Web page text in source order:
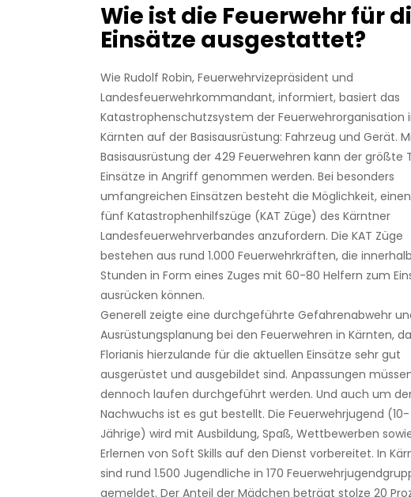
Wie ist die Feuerwehr für
Einsätze ausgestattet?
Wie Rudolf Robin, Feuerwehrvizepräsident und
Landesfeuerwehrkommandant, informiert, basiert das
Katastrophenschutzsystem der Feuerwehrorganisation
Kärnten auf der Basisausrüstung: Fahrzeug und Gerät.
Basisausrüstung der 429 Feuerwehren kann der größte
Einsätze in Angriff genommen werden. Bei besonders
umfangreichen Einsätzen besteht die Möglichkeit,
fünf Katastrophenhilfszüge (KAT Züge) des Kärntner
Landesfeuerwehrverbandes anzufordern. Die KAT Züge
bestehen aus rund 1.000 Feuerwehrkräften, die
Stunden in Form eines Zuges mit 60-80 Helfern zum
ausrücken können.
Generell zeigte eine durchgeführte Gefahrenabwehr
Ausrüstungsplanung bei den Feuerwehren in Kärnten,
Florianis hierzulande für die aktuellen Einsätze sehr gut
ausgerüstet und ausgebildet sind. Anpassungen
dennoch laufen durchgeführt werden. Und auch um
Nachwuchs ist es gut bestellt. Die Feuerwehrjugend (10-
Jährige) wird mit Ausbildung, Spaß, Wettbewerben
Erlernen von Soft Skills auf den Dienst vorbereitet. In
sind rund 1.500 Jugendliche in 170
gemeldet. Der Anteil der Mädchen beträgt stolze 20